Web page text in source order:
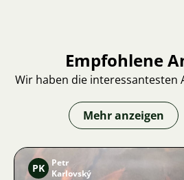
Empfohlene
Wir haben die interessantesten
Mehr anzeigen
PK
Petr
Karlovský